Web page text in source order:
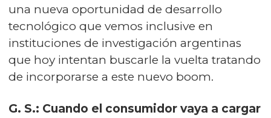
una nueva oportunidad de desarrollo
tecnológico que vemos inclusive en
instituciones de investigación argentinas
que hoy intentan buscarle la vuelta tratando
de incorporarse a este nuevo boom.
G. S.: Cuando el consumidor vaya a cargar